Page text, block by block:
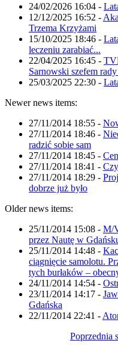
24/02/2026 16:04 -
12/12/2025 16:52 -
Trzema Krzyżami
15/10/2025 18:46 -
leczeniu zarabiać...
22/04/2025 16:45 -
Sarnowski szefem
25/03/2025 22:30 -
Newer news items:
27/11/2014 18:55 -
27/11/2014 18:46 -
radzić sobie sam
27/11/2014 18:45 -
27/11/2014 18:41 -
27/11/2014 18:29 -
dobrze już było
Older news items:
25/11/2014 15:08 - M/
przez Nautę w
25/11/2014 14:48 -
ciągnięcie samolotu.
tych burłaków –
24/11/2014 14:54 -
23/11/2014 14:17 -
Gdańska
22/11/2014 22:41 -
Poprzednia